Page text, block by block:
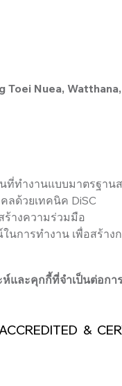
Toei Nuea,
ทำงานแบบมาตรฐานส
ลด้วยเทคนิค DiSC
ร้างความร่วมมือ
การทำงาน เพื่อสร้า
และคุกกี้ที่จำเป็นต่อกา
&